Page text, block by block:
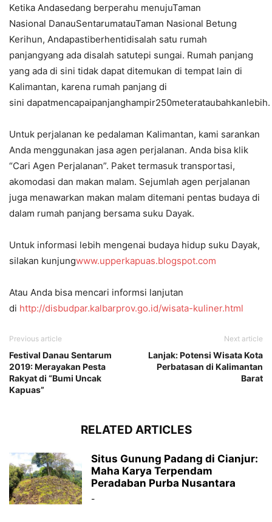
Ketika Andasedang berperahu menujuTaman
Nasional DanauSentarumatauTaman Nasional Betung
Kerihun, Andapastiberhentidisalah satu rumah
panjangyang ada disalah satutepi sungai. Rumah panjang
yang ada di sini tidak dapat ditemukan di tempat lain di
Kalimantan, karena rumah panjang di
sini dapatmencapaipanjanghampir250meterataubahkanlebih.
Untuk perjalanan ke pedalaman Kalimantan, kami sarankan
Anda menggunakan jasa agen perjalanan. Anda bisa klik
“Cari Agen Perjalanan”. Paket termasuk transportasi,
akomodasi dan makan malam. Sejumlah agen perjalanan
juga menawarkan makan malam ditemani pentas budaya di
dalam rumah panjang bersama suku Dayak.
Untuk informasi lebih mengenai budaya hidup suku Dayak,
silakan kunjungwww.upperkapuas.blogspot.com
Atau Anda bisa mencari informsi lanjutan
di http://disbudpar.kalbarprov.go.id/wisata-kuliner.html
Previous article
Festival Danau Sentarum
2019: Merayakan Pesta
Rakyat di “Bumi Uncak
Kapuas”
Next article
Lanjak: Potensi Wisata Kota
Perbatasan di Kalimantan
Barat
RELATED ARTICLES
Situs Gunung Padang di Cianjur:
Maha Karya Terpendam
Peradaban Purba Nusantara
-